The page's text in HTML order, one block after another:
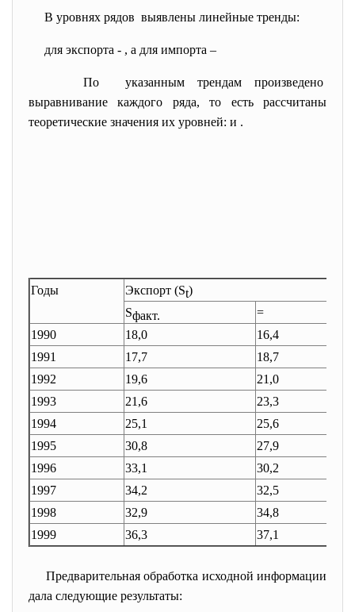
В уровнях рядов выявлены линейные тренды:
для экспорта - , а для импорта –
По указанным трендам произведено
выравнивание каждого ряда, то есть рассчитаны
теоретические значения их уровней: и .
Годы Экспорт (St)
Sфакт. =
1990
18,0 16,4
1991
17,7 18,7
1992
19,6 21,0
1993
21,6 23,3
1994
25,1 25,6
1995
30,8 27,9
1996
33,1 30,2
1997
34,2 32,5
1998
32,9 34,8
1999
36,3 37,1
Предварительная обработка исходной информации
дала следующие результаты: